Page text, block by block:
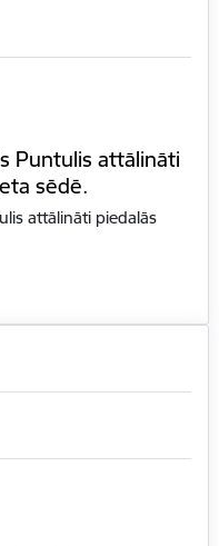
Puntulis attālināti
sēdē.
attālināti piedalās